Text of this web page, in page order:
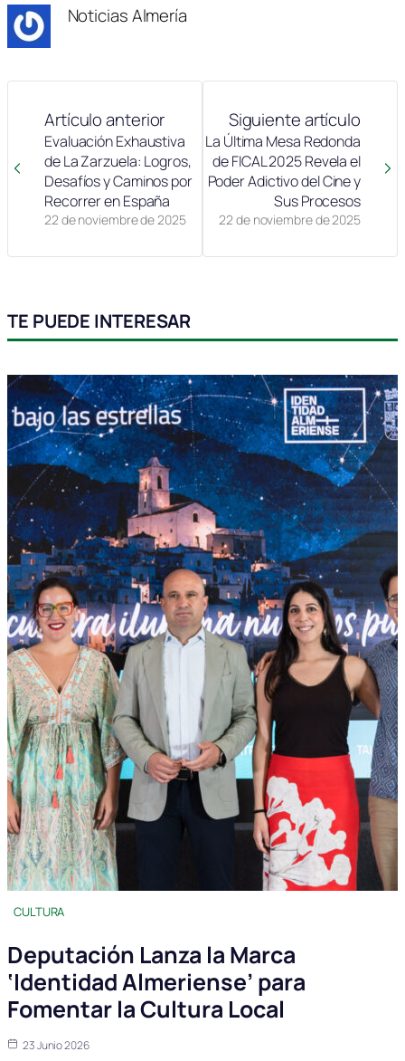
Noticias Almería
Artículo anterior
22 de noviembre de 2025
Evaluación Exhaustiva
de La Zarzuela: Logros,
Desafíos y Caminos por
Recorrer en España
Siguiente artículo
22 de noviembre de 2025
La Última Mesa Redonda
de FICAL 2025 Revela el
Poder Adictivo del Cine y
Sus Procesos
TE PUEDE INTERESAR
CULTURA
Deputación Lanza la Marca
‘Identidad Almeriense’ para
Fomentar la Cultura Local
23 Junio 2026